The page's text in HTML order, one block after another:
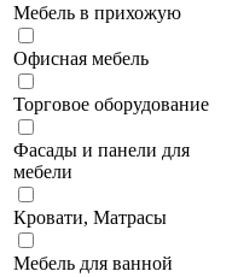
Мебель в прихожую
Офисная мебель
Торговое оборудование
Фасады и панели для
мебели
Кровати, Матрасы
Мебель для ванной